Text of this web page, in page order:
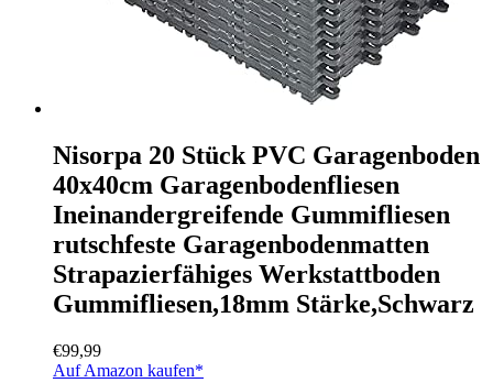
Nisorpa 20 Stück PVC Garagenboden
40x40cm Garagenbodenfliesen
Ineinandergreifende Gummifliesen
rutschfeste Garagenbodenmatten
Strapazierfähiges Werkstattboden
Gummifliesen,18mm Stärke,Schwarz
€99,99
Auf Amazon kaufen*